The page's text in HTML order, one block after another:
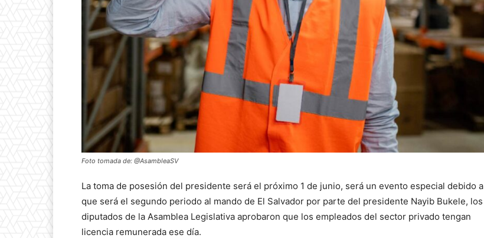
Foto tomada de: @AsambleaSV
La toma de posesión del presidente será el próximo 1 de junio, será un evento especial debido a
que será el segundo periodo al mando de El Salvador por parte del presidente Nayib Bukele, los
diputados de la Asamblea Legislativa aprobaron que los empleados del sector privado tengan
licencia remunerada ese día.